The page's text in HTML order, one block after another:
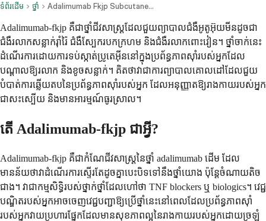
ទំព័រដើម ថ្នាំ Adalimumab Fkjp Subcutaneous Route
Adalimumab-fkjp គឺជាថ្នាំជីវសាស្ត្រដែលជួយព្យាបាលជំងឺអូតូអ៊ុយមីនដូចជា
ជំងឺរលាកសន្លាក់រ៉ាំរ៉ៃ ជំងឺស្បែករបកក្រហម និងជំងឺរលាកពោះវៀន។ ថ្នាំចាក់នេះ
ដំណើរការដោយការទប់ស្កាត់ប្រូតេអ៊ីននៅក្នុងប្រព័ន្ធភាពស៊ាំរបស់អ្នកដែល
បណ្តាលឱ្យរលាក និងខូចសន្លាក់។ គិតថាវាជាការព្យាបាលគោលដៅដែលជួយ
បំបាត់ការឆ្លើយតបនៃប្រព័ន្ធភាពស៊ាំរបស់អ្នក ដែលអនុញ្ញាតឱ្យរាងកាយរបស់អ្នក
ជាសះស្បើយ និងមានអារម្មណ៍ធូរស្រាល។
តើ Adalimumab-fkjp ជាអ្វី?
Adalimumab-fkjp គឺជាកំណែជីវសាស្ត្រនៃថ្នាំ adalimumab ដើម ដែល
មានន័យថាវាដំណើរការស្ទើរតែដូចគ្នាបេះបិទទៅនឹងថ្នាំយោង ប៉ុន្តែចំណាយតិច
ជាង។ វាជាកម្មសិទ្ធិរបស់ថ្នាក់ថ្នាំដែលហៅថា TNF blockers ឬ biologics។ វេជ្ជ
បណ្ឌិតរបស់អ្នកអាចចេញវេជ្ជបញ្ជាឱ្យប្រើថ្នាំនេះនៅពេលដែលប្រព័ន្ធភាពស៊ាំ
របស់អ្នកវាយប្រហារផ្នែកដែលមានសុខភាពល្អនៃរាងកាយរបស់អ្នកដោយច្រឡំ